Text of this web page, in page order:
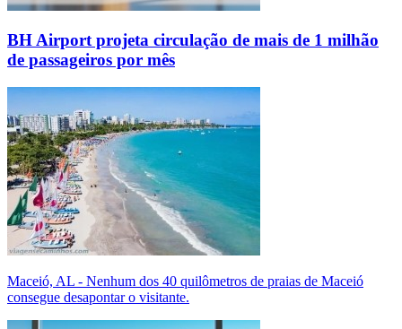
BH Airport projeta circulação de mais de 1 milhão
de passageiros por mês
Maceió, AL - Nenhum dos 40 quilômetros de praias de Maceió
consegue desapontar o visitante.